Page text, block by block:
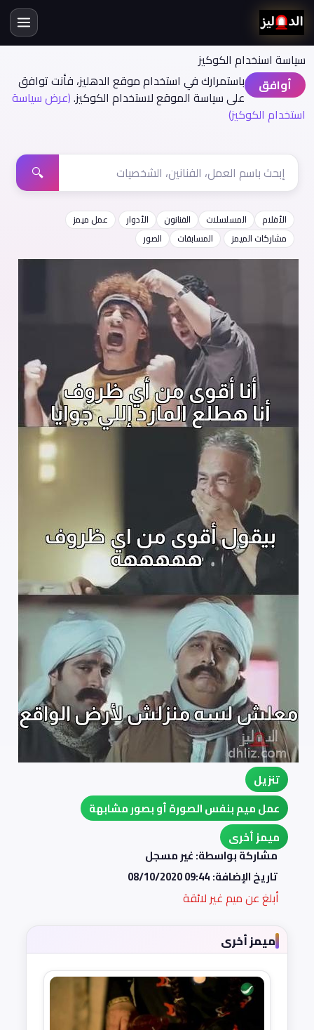
سياسة اسنخدام الكوكيز
أوافق
باستمرارك في استخدام موقع الدهليز، فأنت توافق
على سياسة الموقع لاستخدام الكوكيز.(عرض سياسة
استخدام الكوكيز)
🔍
الأفلام المسلسلات الفنانون الأدوار
عمل ميمز
مشاركات الميمز
المسابقات الصور
تنزيل
عمل ميم بنفس الصورة أو بصور مشابهة
ميمز أخرى
مشاركة بواسطة: غير مسجل
تاريخ الإضافة:08/10/2020 09:44
أبلغ عن ميم غير لائقة
ميمز أخرى